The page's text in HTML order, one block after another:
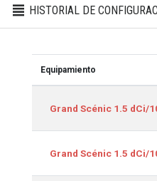
HISTORIAL DE
Equipamiento
Grand Scénic 1.5 dCi/
Grand Scénic 1.5 dCi/